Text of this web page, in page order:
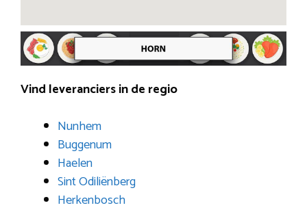
Vind leveranciers in de regio
Nunhem
Buggenum
Haelen
Sint Odiliënberg
Herkenbosch